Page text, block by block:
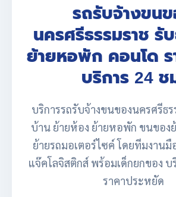
รถรับจ้างขน
นครศรีธรรมราช รั
ย้ายหอพัก คอนโด ร
บริการ 24 ช
บริการรถรับจ้างขนของนครศรีธ
บ้าน ย้ายห้อง ย้ายหอพัก ขนของ
ย้ายรถมอเตอร์ไซค์ โดยทีมงาน
แจ๊คโลจิสติกส์ พร้อมเด็กยกของ บ
ราคาประหยัด